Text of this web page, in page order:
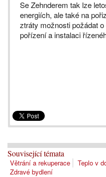
Se Zehnderem tak lze
energiích, ale také na
ztráty možnosti požádat
pořízení a instalaci
Související témata
Větrání a rekuperace Teplo v
Zdravé bydlení